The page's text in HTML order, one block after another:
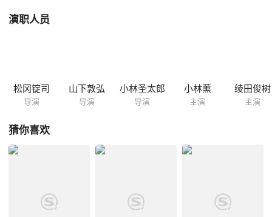
演职人员
松冈锭司
导演
山下敦弘
导演
小林圣太郎
导演
小林薰
主演
绫田俊树
主演
猜你喜欢